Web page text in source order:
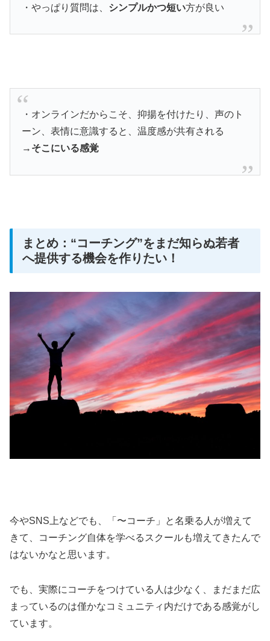
・やっぱり質問は、 シンプルかつ短い方が良い
・オンラインだからこそ、抑揚を付けたり、声のト
ーン、表情に意識すると、温度感が共有される
→ そこにいる感覚
まとめ：“コーチング”をまだ知らぬ若者
へ提供する機会を作りたい！
今やSNS上などでも、「〜コーチ」と名乗る人が増えて
きて、コーチング自体を学べるスクールも増えてきたんで
はないかなと思います。
でも、実際にコーチをつけている人は少なく、まだまだ広
まっているのは僅かなコミュニティ内だけである感覚がし
ています。